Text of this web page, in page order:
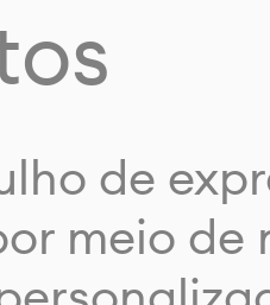
de
meio de